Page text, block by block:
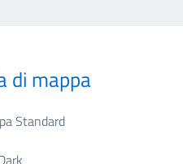
di mappa
Standard